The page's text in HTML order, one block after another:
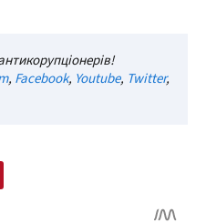
, Facebook, Youtube, Twitter,